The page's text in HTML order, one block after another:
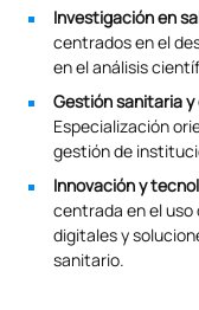
Investigación en
centrados en el
en el análisis
Gestión sanitaria
Especialización
gestión de
Innovación y
centrada en el
digitales y
sanitario.